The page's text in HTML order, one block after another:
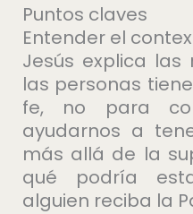
Puntos claves
Entender el
Jesús explica las
las personas
fe, no para
ayudarnos a
más allá de la
qué podría
alguien reciba la